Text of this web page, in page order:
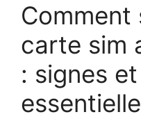
Comment
carte sim
: signes